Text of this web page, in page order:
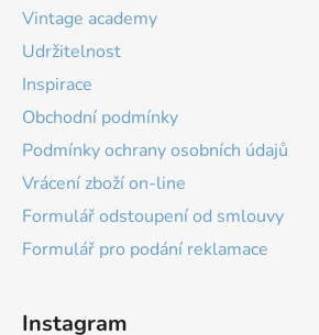
Vintage academy
Udržitelnost
Inspirace
Obchodní podmínky
Podmínky ochrany osobních údajů
Vrácení zboží on-line
Formulář odstoupení od smlouvy
Formulář pro podání reklamace
Instagram